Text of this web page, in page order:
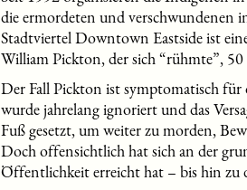
die ermordeten und verschwundenen
Stadtviertel Downtown Eastside ist
William Pickton, der sich “rühmte”, 50
Der Fall Pickton ist symptomatisch
wurde jahrelang ignoriert und das
Fuß gesetzt, um weiter zu morden,
Doch offensichtlich hat sich an der
Öffentlichkeit erreicht hat – bis hin zu